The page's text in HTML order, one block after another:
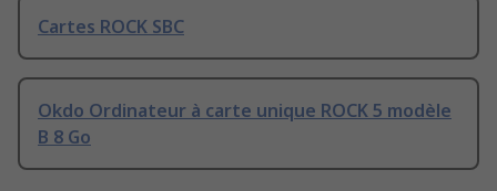
Cartes ROCK SBC
Okdo Ordinateur à carte unique ROCK 5 modèle
B 8 Go